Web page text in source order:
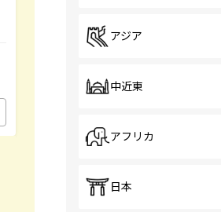
アジア
中近東
アフリカ
日本